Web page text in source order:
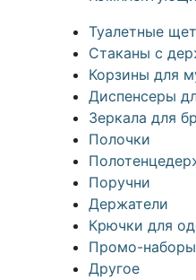
Туалетные
Стаканы с
Корзины для
Диспенсеры
Зеркала для
Полочки
Поручни
Держатели
Крючки для
Промо-наборы
Другое